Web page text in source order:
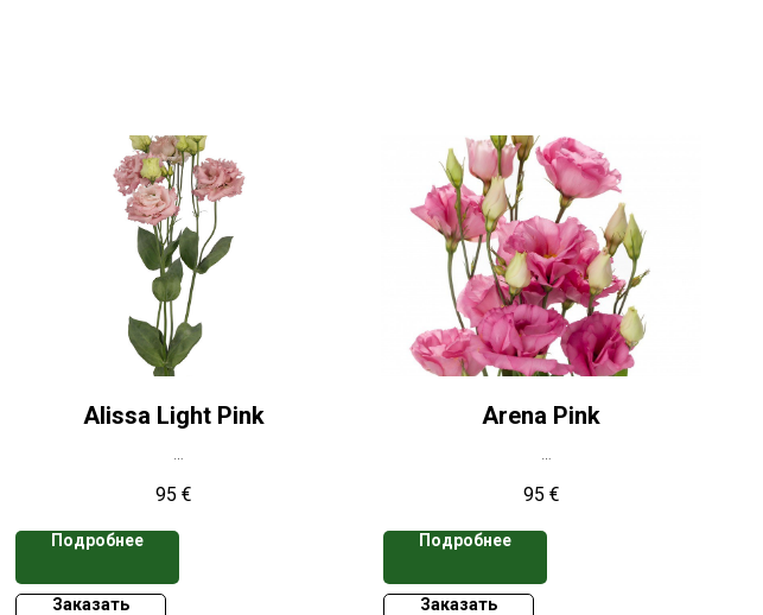
Alissa Light Pink
кассет
95 €
Подробнее
Заказать
Arena Pink
кассет
95 €
Подробнее
Заказать